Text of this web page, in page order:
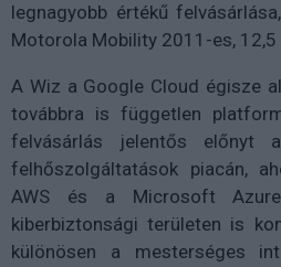
legnagyobb értékű
Motorola Mobility 2011-es,
A Wiz a Google Cloud égisze
továbbra is független
felvásárlás jelentős előnyt
felhőszolgáltatások piacán,
AWS és a Microsoft
kiberbiztonsági területen is
különösen a mesterséges